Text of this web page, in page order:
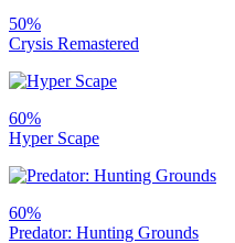
50%
Crysis Remastered
60%
Hyper Scape
60%
Predator: Hunting Grounds